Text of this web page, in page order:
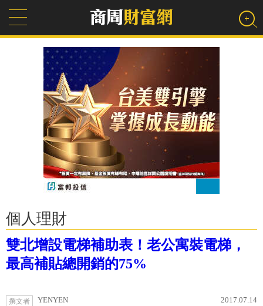
個人理財
雙北增設電梯補助表！老公寓裝電梯，
最高補貼總開銷的75%
撰文者 YENYEN 2017.07.14